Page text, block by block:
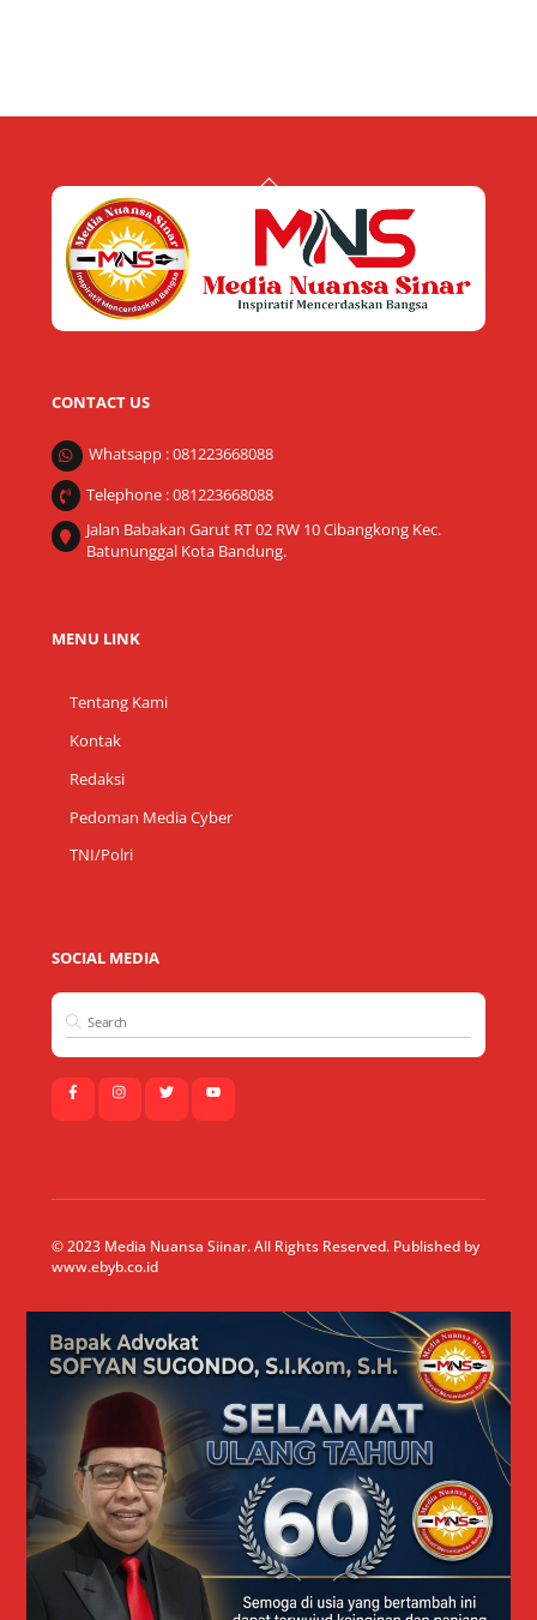
Back
Top
CONTACT US
Whatsapp : 081223668088
Telephone : 081223668088
Jalan Babakan Garut RT 02 RW 10 Cibangkong Kec.
Batununggal Kota Bandung.
MENU LINK
Tentang Kami
Kontak
Redaksi
Pedoman Media Cyber
TNI/Polri
SOCIAL MEDIA
© 2023 Media Nuansa Siinar. All Rights Reserved. Published by
www.ebyb.co.id